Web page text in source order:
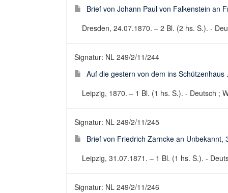
Brief von Johann Paul von Falkenstein an
Dresden, 24.07.1870. – 2 Bl. (2 hs. S.). -
Signatur: NL 249/2/11/244
Auf die gestern von dem ins
Leipzig, 1870. – 1 Bl. (1 hs. S.). - Deutsch ;
Signatur: NL 249/2/11/245
Brief von Friedrich Zarncke an Unbekannt,
Leipzig, 31.07.1871. – 1 Bl. (1 hs. S.). -
Signatur: NL 249/2/11/246